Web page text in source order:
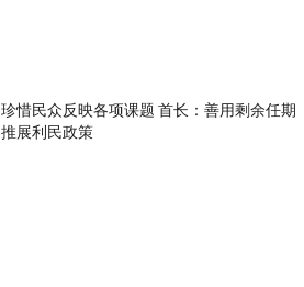
珍惜民众反映各项课题 首长：善用剩余任期
推展利民政策